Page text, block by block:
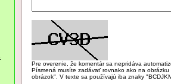
Pre overenie, že komentár sa nepridáva
Písmená musíte zadávať rovnako ako na
obrázok". V texte sa používajú iba znaky